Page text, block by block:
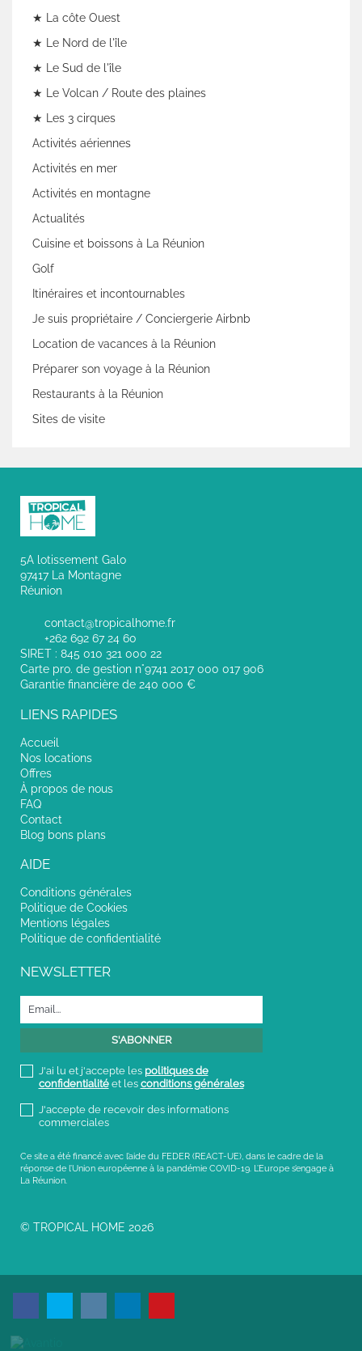
★ La côte Ouest
★ Le Nord de l'île
★ Le Sud de l'île
★ Le Volcan / Route des plaines
★ Les 3 cirques
Activités aériennes
Activités en mer
Activités en montagne
Actualités
Cuisine et boissons à La Réunion
Golf
Itinéraires et incontournables
Je suis propriétaire / Conciergerie Airbnb
Location de vacances à la Réunion
Préparer son voyage à la Réunion
Restaurants à la Réunion
Sites de visite
5A lotissement Galo
97417 La Montagne
Réunion
contact@tropicalhome.fr
+262 692 67 24 60
SIRET : 845 010 321 000 22
Carte pro. de gestion n°9741 2017 000 017 906
Garantie financière de 240 000 €
LIENS RAPIDES
Accueil
Nos locations
Offres
À propos de nous
FAQ
Contact
Blog bons plans
AIDE
Conditions générales
Politique de Cookies
Mentions légales
Politique de confidentialité
NEWSLETTER
J'ai lu et j'accepte les politiques de
confidentialitéet les conditions générales
J'accepte de recevoir des informations
commerciales
Ce site a été financé avec l’aide du FEDER (REACT-UE), dans le cadre de la
réponse de l’Union européenne à la pandémie COVID-19. L’Europe s’engage à
La Réunion.
© TROPICAL HOME 2026